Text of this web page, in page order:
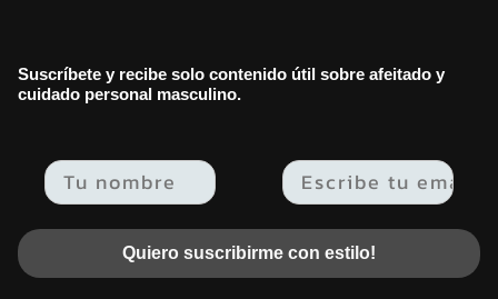
Suscríbete y recibe solo contenido útil sobre afeitado y
cuidado personal masculino.
Email
Quiero suscribirme con estilo!